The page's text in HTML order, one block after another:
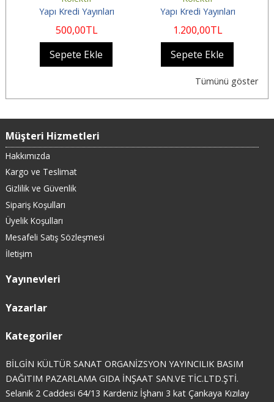
Yapı Kredi Yayınları
500,00TL
Sepete Ekle
Yapı Kredi Yayınları
1.200,00TL
Sepete Ekle
Tümünü göster
Müşteri Hizmetleri
Hakkımızda
Kargo ve Teslimat
Gizlilik ve Güvenlik
Sipariş Koşulları
Üyelik Koşulları
Mesafeli Satış Sözleşmesi
İletişim
Yayınevleri
Yazarlar
Kategoriler
BİLGİN KÜLTÜR SANAT ORGANİZSYON YAYINCILIK BASIM
DAĞITIM PAZARLAMA GIDA İNŞAAT SAN.VE TİC.LTD.ŞTİ.
Selanik 2 Caddesi 64/13 Kardeniz İşhanı 3 kat Çankaya Kızılay